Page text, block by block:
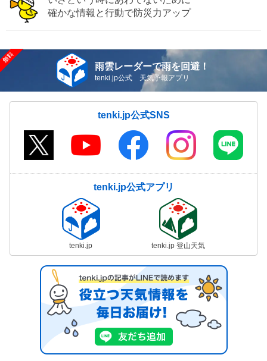
確かな情報と行動で防災力アップ
雨雲レーダーで雨を回避！
tenki.jp公式 天気予報アプリ
tenki.jp公式SNS
tenki.jp公式アプリ
tenki.jp tenki.jp 登山天気